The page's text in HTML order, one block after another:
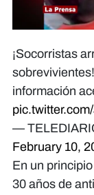
of
0
seconds
¡Socorristas
información
—
February 10,
En un
30 años de